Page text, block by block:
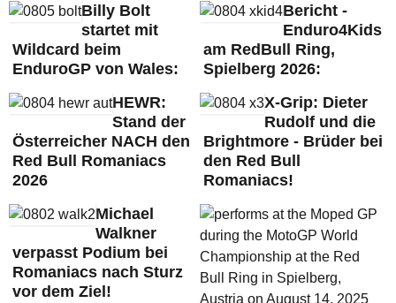
Billy Bolt
startet mit
Wildcard beim
EnduroGP von Wales:
Bericht -
Enduro4Kids
am RedBull Ring,
Spielberg 2026:
HEWR:
Stand der
Österreicher NACH den
Red Bull Romaniacs
2026
X-Grip: Dieter
Rudolf und die
Brightmore - Brüder bei
den Red Bull
Romaniacs!
Michael
Walkner
verpasst Podium bei
Romaniacs nach Sturz
vor dem Ziel!